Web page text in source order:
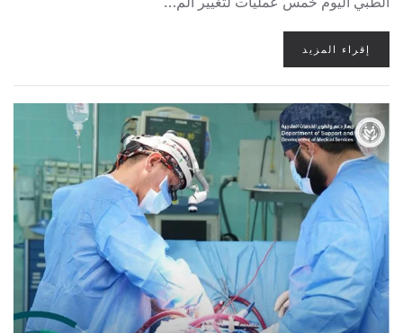
إقراء المزيد